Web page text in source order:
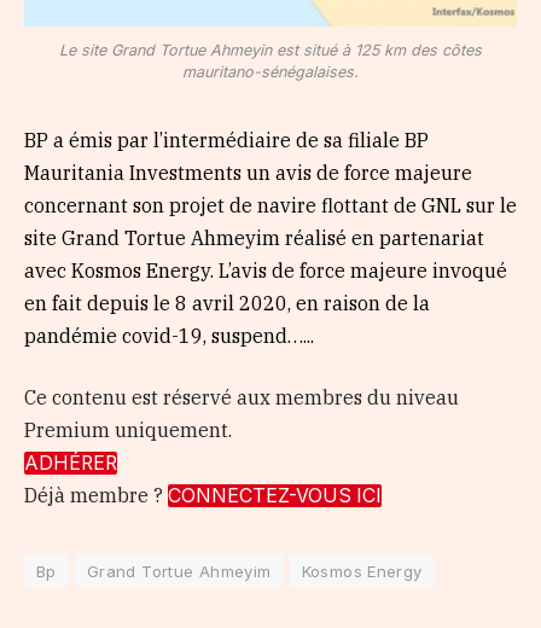
Le site Grand Tortue Ahmeyin est situé à 125 km des côtes
mauritano-sénégalaises.
BP a émis par l’intermédiaire de sa filiale BP
Mauritania Investments un avis de force majeure
concernant son projet de navire flottant de GNL sur le
site Grand Tortue Ahmeyim réalisé en partenariat
avec Kosmos Energy. L’avis de force majeure invoqué
en fait depuis le 8 avril 2020, en raison de la
pandémie covid-19, suspend…...
Ce contenu est réservé aux membres du niveau
Premium uniquement.
ADHÉRER
Déjà membre ? CONNECTEZ-VOUS ICI
Bp Grand Tortue Ahmeyim Kosmos Energy